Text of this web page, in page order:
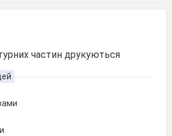
частин друкуються